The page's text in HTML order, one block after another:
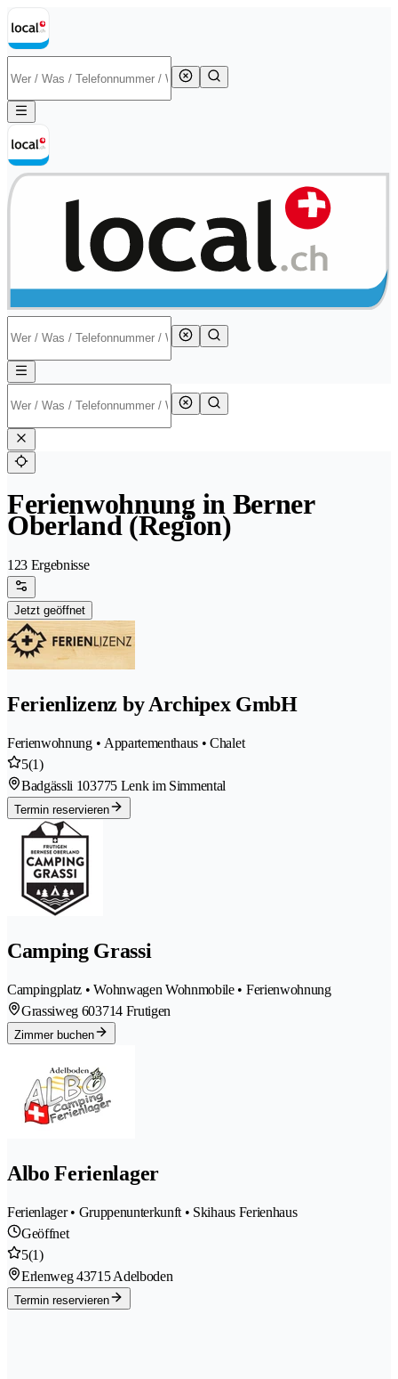
Ferienwohnung in Berner
Oberland (Region)
123 Ergebnisse
Jetzt geöffnet
Ferienlizenz by Archipex GmbH
Ferienwohnung • Appartementhaus • Chalet
5(1)
Badgässli 103775 Lenk im Simmental
Termin reservieren
Camping Grassi
Campingplatz • Wohnwagen Wohnmobile • Ferienwohnung
Grassiweg 603714 Frutigen
Zimmer buchen
Albo Ferienlager
Ferienlager • Gruppenunterkunft • Skihaus Ferienhaus
Geöffnet
5(1)
Erlenweg 43715 Adelboden
Termin reservieren